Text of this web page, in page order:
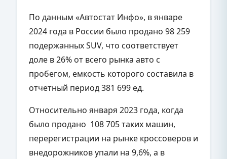
По данным «Автостат Инфо», в январе
2024 года в России было продано 98 259
подержанных SUV, что соответствует
доле в 26% от всего рынка авто с
пробегом, емкость которого составила в
отчетный период 381 699 ед.
Относительно января 2023 года, когда
было продано 108 705 таких машин,
перерегистрации на рынке кроссоверов и
внедорожников упали на 9,6%, а в